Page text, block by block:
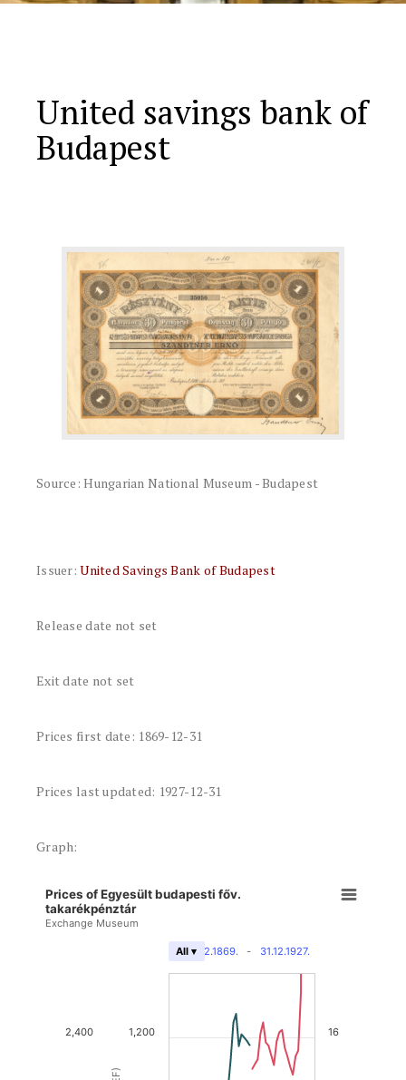
United savings bank of
Budapest
Source: Hungarian National Museum - Budapest
Issuer:United Savings Bank of Budapest
Release date not set
Exit date not set
Prices first date: 1869-12-31
Prices last updated: 1927-12-31
Graph:
Prices of Egyesült budapesti főv.
takarékpénztár
Exchange Museum
31.12.1869. - 31.12.1927.
All ▾
1,200
2,400 16